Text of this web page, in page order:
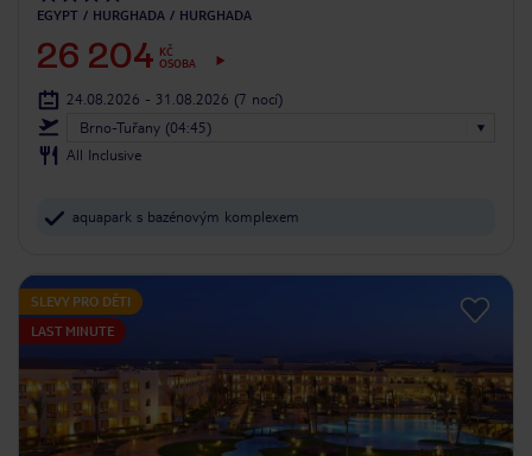
EGYPT HURGHADA HURGHADA
26 204 KČ
OSOBA
24.08.2026 - 31.08.2026 (7 nocí)
Brno-Tuřany (04:45)
All Inclusive
aquapark s bazénovým komplexem
SLEVY PRO DĚTI
LAST MINUTE